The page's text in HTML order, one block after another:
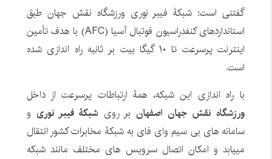
گفتنی است: شبکۀ فیبر نوری ورزشگاه نقش جهان طبق
استانداردهای کنفدراسیون فوتبال آسیا (AFC) با هدف تأمین
اینترنت پرسرعت تا ۱۰ گیگا بیت بر ثانیه راه اندازی شده
است.
با راه اندازی این شبکه، همۀ ارتباطات پرسرعت از داخل
ورزشگاه نقش جهان اصفهانبر رویشبکۀ فیبر نوری و
سامانه های بی سیم وای فای به شبکۀ مخابرات کشور انتقال
مییابد و امکان اتصال سرویس های مختلف مانند شبکه